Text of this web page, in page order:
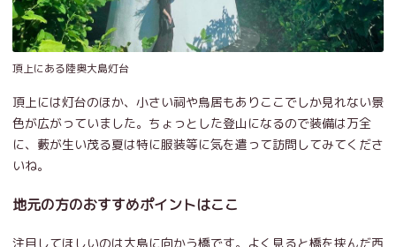
頂上にある陸奥大島灯台
頂上には灯台のほか、小さい祠や鳥居もありここでしか見れない景
色が広がっていました。ちょっとした登山になるので装備は万全
に、藪が生い茂る夏は特に服装等に気を遣って訪問してみてくださ
いね。
地元の方のおすすめポイントはここ
注目してほしいのは大島に向かう橋です。よく見ると橋を挟んだ西